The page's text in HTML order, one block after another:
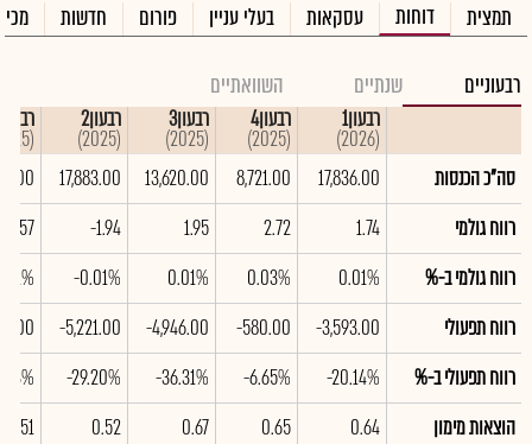
תמצית דוחות עסקאות בעלי עניין פורום חדשות
רבעוניים שנתיים השוואתיים
רבעון1
(2026)
רבעון4
(2025)
רבעון3
(2025)
רבעון2
(2025)
רבעון1
(2025)
סה"כ הכנסות
17,836.00
8,721.00
13,620.00
17,883.00
רווח גולמי
1.74
2.72
1.95
-1.94
2.57
רווח גולמי ב-%
0.01%
0.03%
0.01%
-0.01%
רווח תפעולי
-3,593.00
-580.00
-4,946.00
-5,221.00
רווח תפעולי ב-%
-20.14%
-6.65%
-36.31%
-29.20%
הוצאות מימון
0.64
0.65
0.67
0.52
0.51